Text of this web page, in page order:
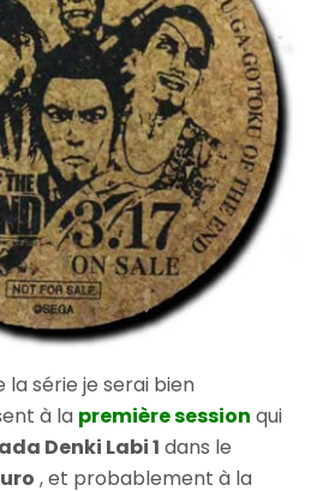
la série je serai bien
à la première session qui
Denki Labi 1 dans le
, et probablement à la